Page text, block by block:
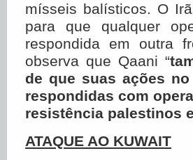
mísseis balísticos. O
para que qualquer
respondida em outra
observa que Qaani “
de que suas ações
respondidas com
resistência palestinos
ATAQUE AO KUWAIT